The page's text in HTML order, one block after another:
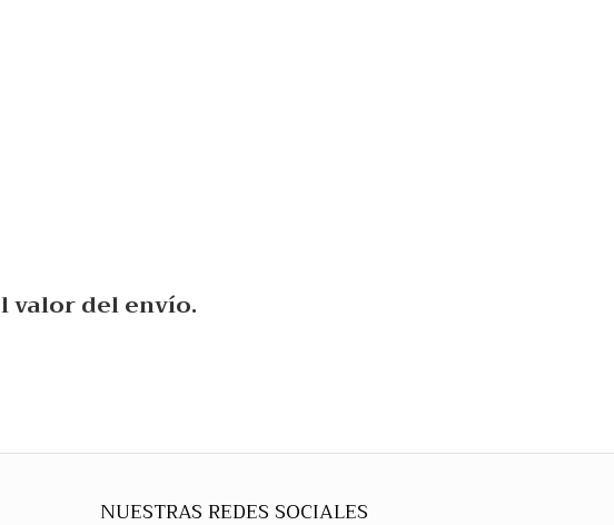
valor del envío.
NUESTRAS REDES SOCIALES